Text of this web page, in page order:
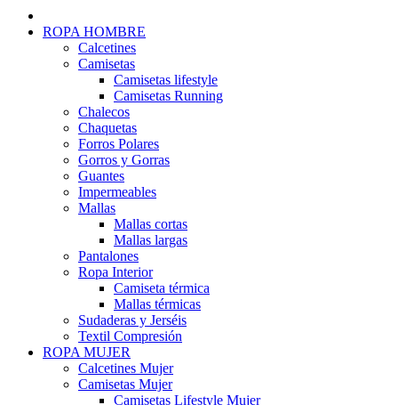
ROPA HOMBRE
Calcetines
Camisetas
Camisetas lifestyle
Camisetas Running
Chalecos
Chaquetas
Forros Polares
Gorros y Gorras
Guantes
Impermeables
Mallas
Mallas cortas
Mallas largas
Pantalones
Ropa Interior
Camiseta térmica
Mallas térmicas
Sudaderas y Jerséis
Textil Compresión
ROPA MUJER
Calcetines Mujer
Camisetas Mujer
Camisetas Lifestyle Mujer